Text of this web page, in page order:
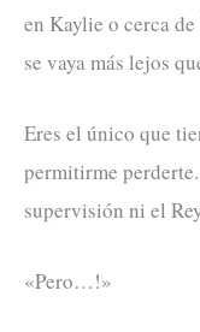
en Kaylie o cerca
se vaya más lejos
Eres el único que
permitirme
supervisión ni el
«Pero…!»